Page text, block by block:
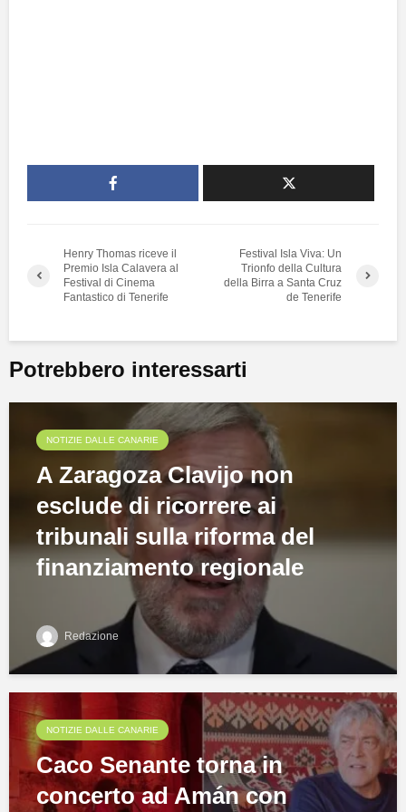
Henry Thomas riceve il
Premio Isla Calavera al
Festival di Cinema
Fantastico di Tenerife
Festival Isla Viva: Un
Trionfo della Cultura
della Birra a Santa Cruz
de Tenerife
Potrebbero interessarti
NOTIZIE DALLE CANARIE
A Zaragoza Clavijo non
esclude di ricorrere ai
tribunali sulla riforma del
finanziamento regionale
Redazione
NOTIZIE DALLE CANARIE
Caco Senante torna in
concerto ad Amán con